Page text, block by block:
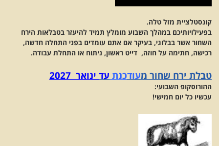
קונסטלציית מזל טלה.
בפעילויותיכם במהלך השבוע מומלץ תמיד להיעזר בטבלאות הירח
השחור אשר בבלוגי, בעיקר אם אתם עומדים בפני התחלה חדשה,
רכישה, חתימה על חוזה, דייט ראשון, ניתוח או התחלת עבודה.
טבלת ירח שחור מעודכנת עד ינואר 2027
ההורוסקופ השבועי:
עכשיו כל יום חמישי!